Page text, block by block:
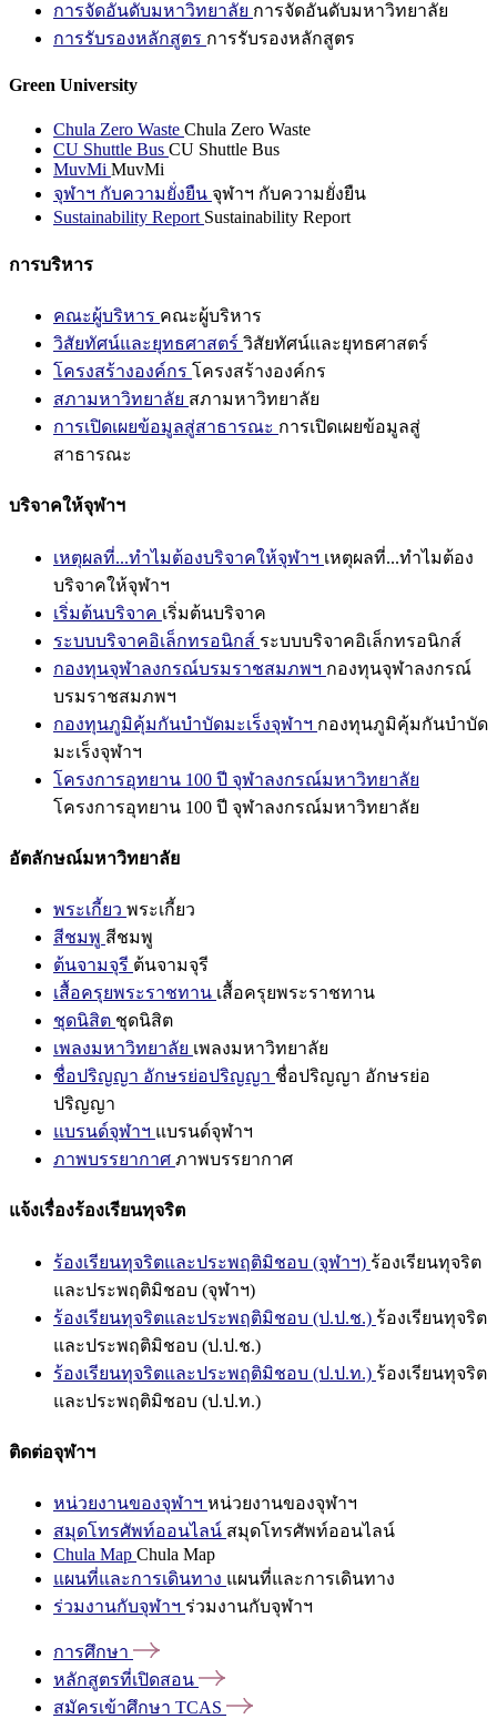
การจัดอันดับมหาวิทยาลัย การจัดอันดับมหาวิทยาลัย
การรับรองหลักสูตร การรับรองหลักสูตร
Green University
Chula Zero Waste Chula Zero Waste
CU Shuttle Bus CU Shuttle Bus
MuvMi MuvMi
จุฬาฯ กับความยั่งยืน จุฬาฯ กับความยั่งยืน
Sustainability Report Sustainability Report
การบริหาร
คณะผู้บริหาร คณะผู้บริหาร
วิสัยทัศน์และยุทธศาสตร์ วิสัยทัศน์และยุทธศาสตร์
โครงสร้างองค์กร โครงสร้างองค์กร
สภามหาวิทยาลัย สภามหาวิทยาลัย
การเปิดเผยข้อมูลสู่สาธารณะ การเปิดเผยข้อมูลสู่
สาธารณะ
บริจาคให้จุฬาฯ
เหตุผลที่...ทำไมต้องบริจาคให้จุฬาฯ เหตุผลที่...ทำไมต้อง
บริจาคให้จุฬาฯ
เริ่มต้นบริจาค เริ่มต้นบริจาค
ระบบบริจาคอิเล็กทรอนิกส์ ระบบบริจาคอิเล็กทรอนิกส์
กองทุนจุฬาลงกรณ์บรมราชสมภพฯ กองทุนจุฬาลงกรณ์
บรมราชสมภพฯ
กองทุนภูมิคุ้มกันบำบัดมะเร็งจุฬาฯ กองทุนภูมิคุ้มกันบำบัด
มะเร็งจุฬาฯ
โครงการอุทยาน 100 ปี จุฬาลงกรณ์มหาวิทยาลัย
โครงการอุทยาน 100 ปี จุฬาลงกรณ์มหาวิทยาลัย
อัตลักษณ์มหาวิทยาลัย
พระเกี้ยว พระเกี้ยว
สีชมพู สีชมพู
ต้นจามจุรี ต้นจามจุรี
เสื้อครุยพระราชทาน เสื้อครุยพระราชทาน
ชุดนิสิต ชุดนิสิต
เพลงมหาวิทยาลัย เพลงมหาวิทยาลัย
ชื่อปริญญา อักษรย่อปริญญา ชื่อปริญญา อักษรย่อ
ปริญญา
แบรนด์จุฬาฯ แบรนด์จุฬาฯ
ภาพบรรยากาศ ภาพบรรยากาศ
แจ้งเรื่องร้องเรียนทุจริต
ร้องเรียนทุจริตและประพฤติมิชอบ (จุฬาฯ) ร้องเรียนทุจริต
และประพฤติมิชอบ (จุฬาฯ)
ร้องเรียนทุจริตและประพฤติมิชอบ (ป.ป.ช.) ร้องเรียนทุจริต
และประพฤติมิชอบ (ป.ป.ช.)
ร้องเรียนทุจริตและประพฤติมิชอบ (ป.ป.ท.) ร้องเรียนทุจริต
และประพฤติมิชอบ (ป.ป.ท.)
ติดต่อจุฬาฯ
หน่วยงานของจุฬาฯ หน่วยงานของจุฬาฯ
สมุดโทรศัพท์ออนไลน์ สมุดโทรศัพท์ออนไลน์
Chula Map Chula Map
แผนที่และการเดินทาง แผนที่และการเดินทาง
ร่วมงานกับจุฬาฯ ร่วมงานกับจุฬาฯ
การศึกษา
หลักสูตรที่เปิดสอน
สมัครเข้าศึกษา TCAS